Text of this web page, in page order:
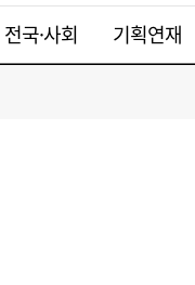
전국·사회 기획연재